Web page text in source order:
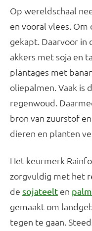
Op wereldschaal
en vooral vlees.
gekapt. Daarvoor in
akkers met soja en
plantages met
oliepalmen. Vaak is
regenwoud.
bron van zuurstof
dieren en planten
Het keurmerk
zorgvuldig met het
de sojateelt en
gemaakt om
tegen te gaan.